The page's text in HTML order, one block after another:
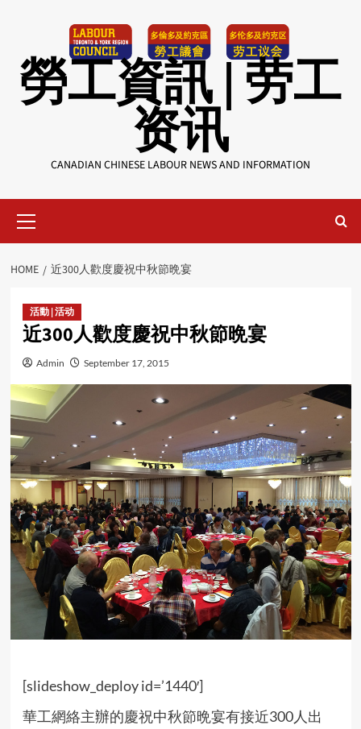
勞工資訊 | 劳工
资讯
CANADIAN CHINESE LABOUR NEWS AND INFORMATION
Menu
HOME 近300人歡度慶祝中秋節晩宴
活動 | 活动
近300人歡度慶祝中秋節晩宴
Admin September 17, 2015
[slideshow_deploy id=’1440′]
華工網絡主辦的慶祝中秋節晩宴有接近300人出